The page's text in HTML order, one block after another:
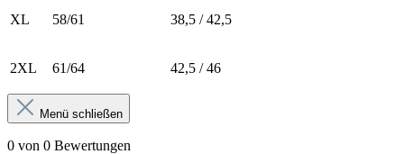
XL 58/61 38,5 / 42,5
2XL 61/64 42,5 / 46
Menü schließen
0 von 0 Bewertungen